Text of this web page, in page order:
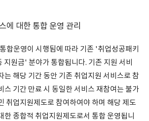
에 대한 통합 운영 관리
합운영이 시행됨에 따라 기존 '취업성공패키
원금' 분야가 통합됩니다. 기존 지원 서비
는 해당 기간 동안 기존 취업지원 서비스로 참
스 기간 만료 시 동일한 서비스 재참여는 불가
취업지원제도로 참여하여야 하며 해당 제도
한 종합적 취업지원제도로서 통합 운영됩니